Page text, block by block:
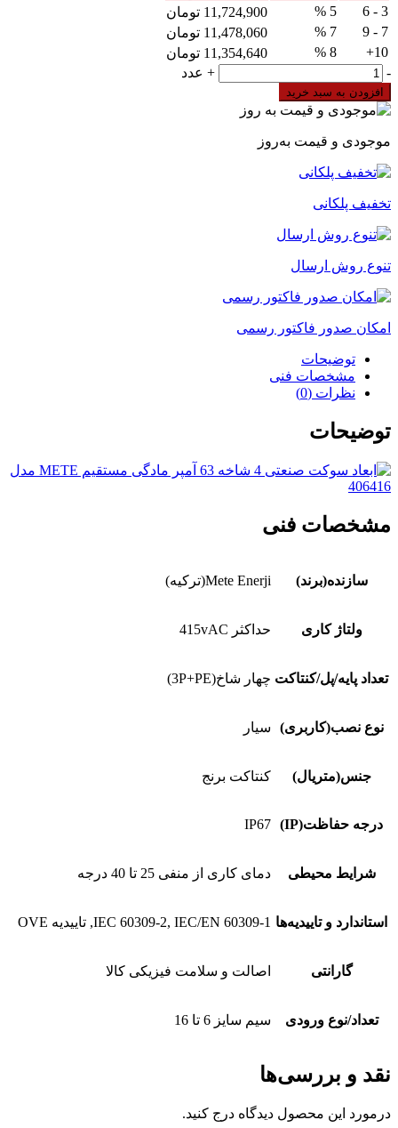
3 - 6
5 %
11,724,900 تومان
7 - 9
7 %
11,478,060 تومان
10+
8 %
11,354,640 تومان
پریز
سیار
4
شاخه
آمپر
Mete
مدل
عدد
-
+ عدد
افزودن به سبد خرید
موجودی و قیمت به‌روز
تخفیف پلکانی
تنوع روش ارسال
امکان صدور فاکتور رسمی
توضیحات
مشخصات فنی
نظرات (0)
توضیحات
مشخصات فنی
سازنده(برند) Mete Enerji(ترکیه)
ولتاژ کاری حداکثر 415vAC
تعداد پایه/پل/کنتاکت چهار شاخ(3P+PE)
نوع نصب(کاربری) سیار
جنس(متریال) کنتاکت برنج
درجه حفاظت(IP) IP67
شرایط محیطی دمای کاری از منفی 25 تا 40 درجه
استاندارد و تاییدیه‌ها IEC 60309-2, IEC/EN 60309-1, تاییدیه OVE
گارانتی اصالت و سلامت فیزیکی کالا
تعداد/نوع ورودی سیم سایز 6 تا 16
نقد و بررسی‌ها
درمورد این محصول دیدگاه درج کنید.